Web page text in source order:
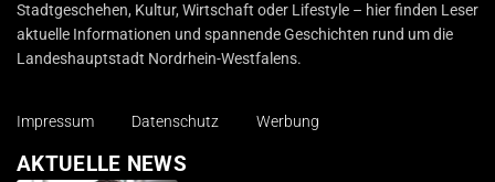
Stadtgeschehen, Kultur, Wirtschaft oder Lifestyle – hier finden Leser
aktuelle Informationen und spannende Geschichten rund um die
Landeshauptstadt Nordrhein-Westfalens.
Impressum Datenschutz Werbung
AKTUELLE NEWS